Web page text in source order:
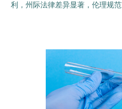
利，州际法律差异显著，伦理规范